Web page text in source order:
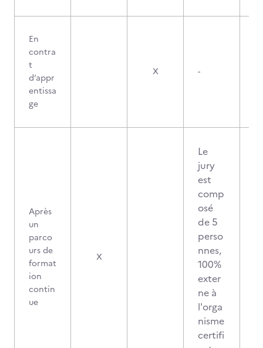
En
contra
t
d’appr
entissa
ge
X -
Après
un
parco
urs de
format
ion
contin
ue
X
Le
jury
est
comp
osé
de 5
perso
nnes,
100%
exter
ne à
l'orga
nisme
certifi